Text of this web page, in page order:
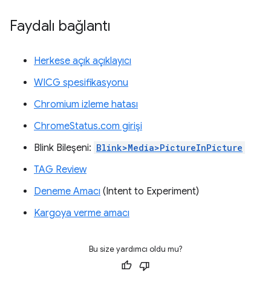
Faydalı bağlantı
Herkese açık açıklayıcı
WICG spesifikasyonu
Chromium izleme hatası
ChromeStatus.com girişi
Blink Bileşeni: Blink>Media>PictureInPicture
TAG Review
Deneme Amacı (Intent to Experiment)
Kargoya verme amacı
Bu size yardımcı oldu mu?